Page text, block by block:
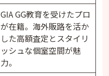
GIA GG教育を受けたプロ
が在籍。海外販路を活か
した高額査定とスタイリ
ッシュな個室空間が魅
力。